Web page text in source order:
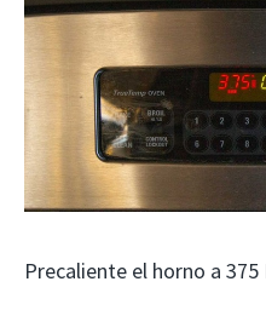
Precaliente el horno a 375